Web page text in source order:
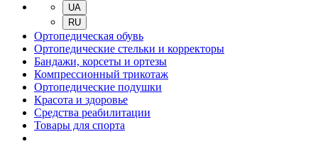
UA
RU
Ортопедическая обувь
Ортопедические стельки и корректоры
Бандажи, корсеты и ортезы
Компрессионный трикотаж
Ортопедические подушки
Красота и здоровье
Средства реабилитации
Товары для спорта